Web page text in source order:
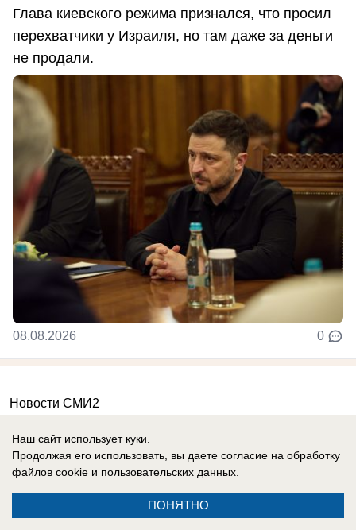
Глава киевского режима признался, что просил
перехватчики у Израиля, но там даже за деньги
не продали.
08.08.2026 0
Новости СМИ2
Реклама на сайте
Наш сайт использует куки.
Продолжая его использовать, вы даете согласие на обработку
файлов cookie и пользовательских данных.
ПОНЯТНО